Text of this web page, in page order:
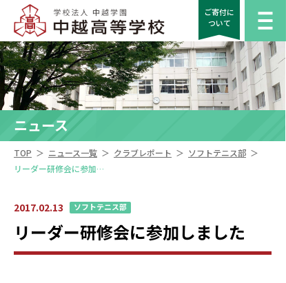
ご寄付に
ついて
ニュース
TOP ＞ ニュース一覧 ＞ クラブレポート ＞ ソフトテニス部 ＞
リーダー研修会に参加しました
2017.02.13 ソフトテニス部
リーダー研修会に参加しました